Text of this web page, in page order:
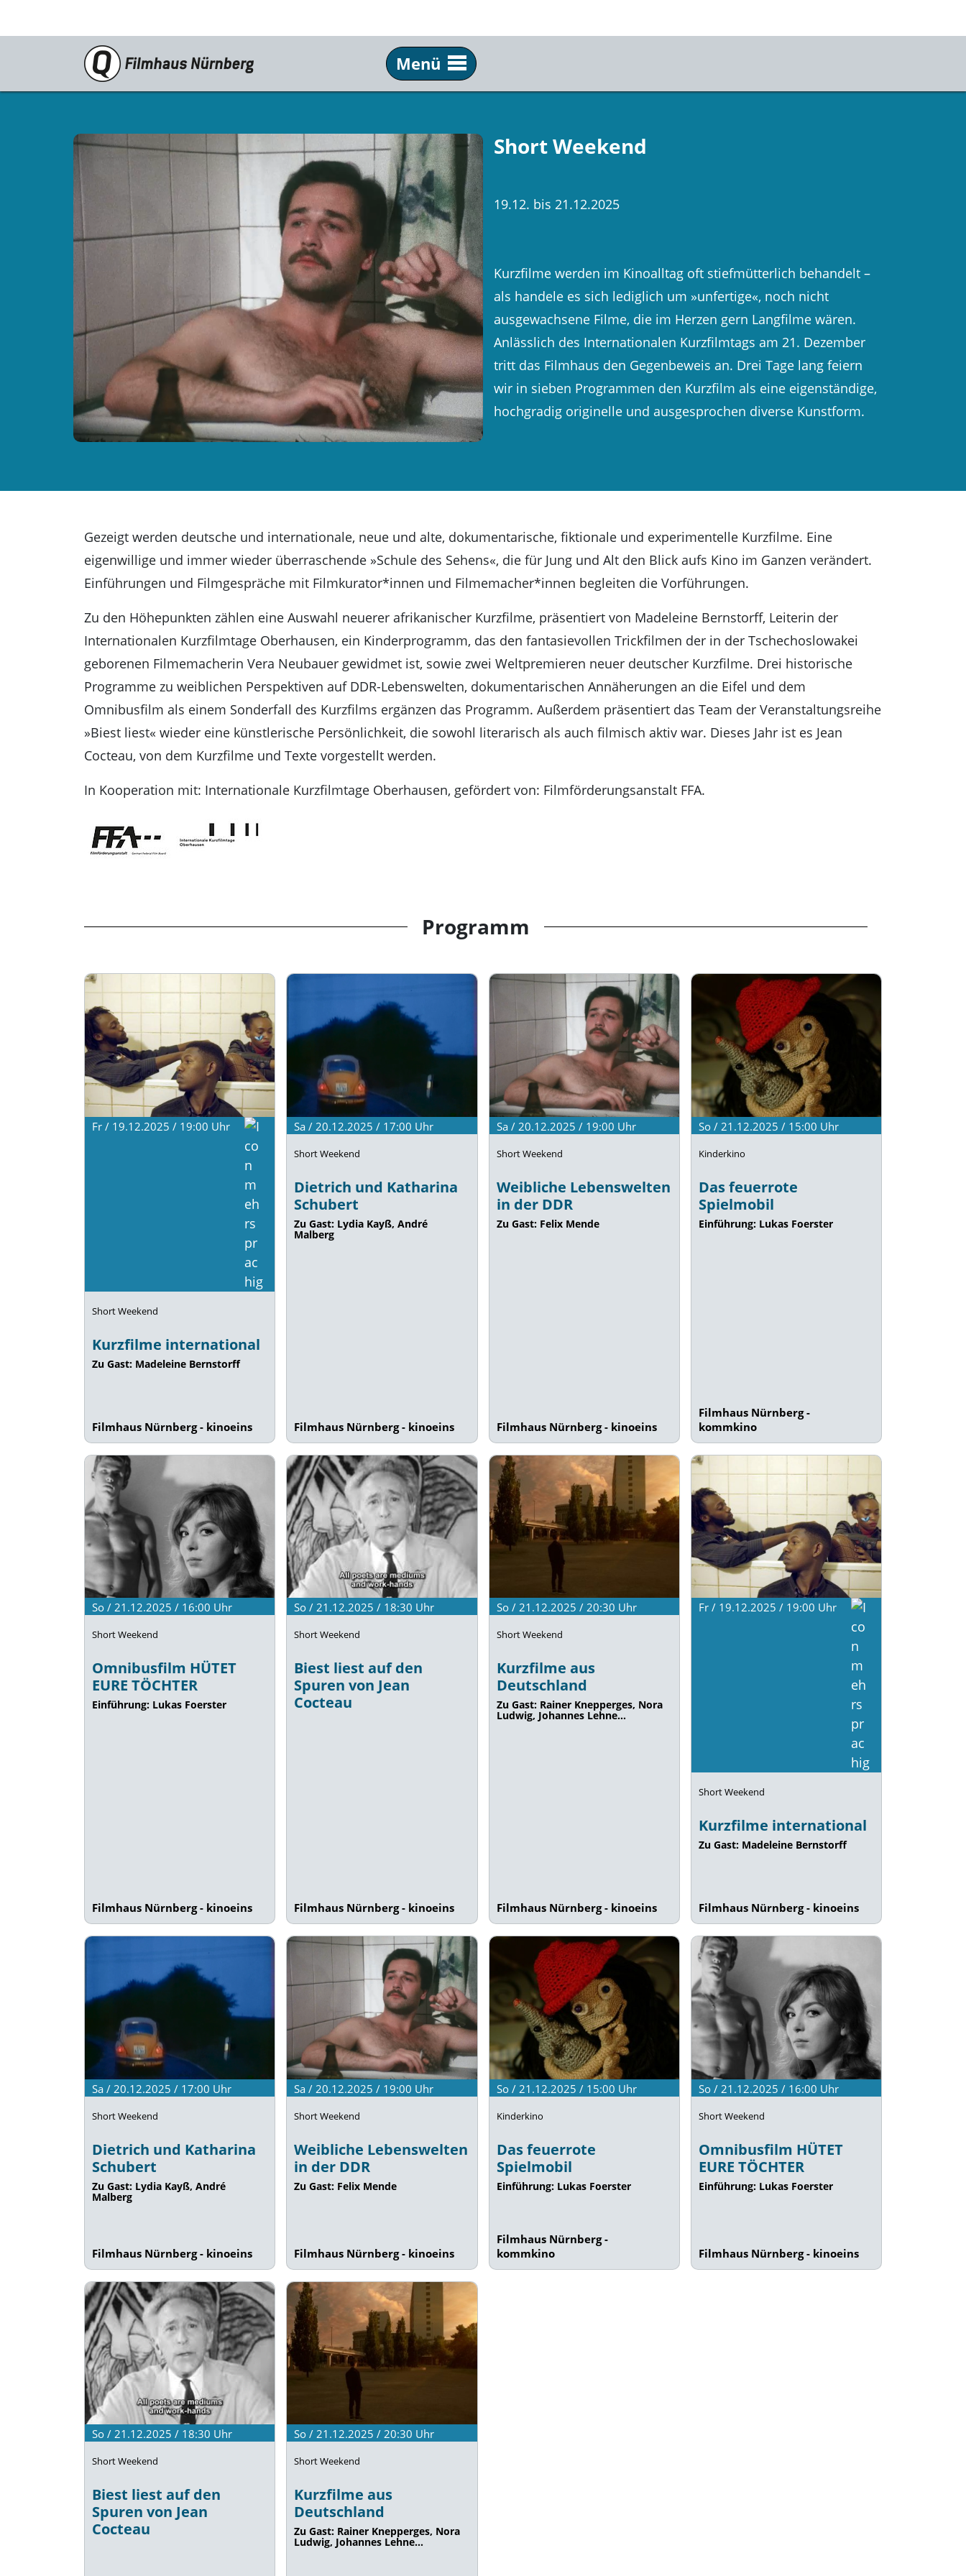
Menü
Programm
Reprise
Schwerpunkte
Kinderkino
Stummfilm
Filmclub
Essentials
kino2online
Info
Team & Praktikum
Schulkino
Archiv
Festivals
Partner
Kommkino e. V.
Service
Anfahrt & Besuch
Newsletter
KunstKulturQuartier
Short Weekend
19.12. bis 21.12.2025
Kurzfilme werden im Kinoalltag oft stiefmütterlich behandelt –
als handele es sich lediglich um »unfertige«, noch nicht
ausgewachsene Filme, die im Herzen gern Langfilme wären.
Anlässlich des Internationalen Kurzfilmtags am 21. Dezember
tritt das Filmhaus den Gegenbeweis an. Drei Tage lang feiern
wir in sieben Programmen den Kurzfilm als eine eigenständige,
hochgradig originelle und ausgesprochen diverse Kunstform.
Gezeigt werden deutsche und internationale, neue und alte, dokumentarische, fiktionale und experimentelle Kurzfilme. Eine
eigenwillige und immer wieder überraschende »Schule des Sehens«, die für Jung und Alt den Blick aufs Kino im Ganzen verändert.
Einführungen und Filmgespräche mit Filmkurator*innen und Filmemacher*innen begleiten die Vorführungen.
Zu den Höhepunkten zählen eine Auswahl neuerer afrikanischer Kurzfilme, präsentiert von Madeleine Bernstorff, Leiterin der
Internationalen Kurzfilmtage Oberhausen, ein Kinderprogramm, das den fantasievollen Trickfilmen der in der Tschechoslowakei
geborenen Filmemacherin Vera Neubauer gewidmet ist, sowie zwei Weltpremieren neuer deutscher Kurzfilme. Drei historische
Programme zu weiblichen Perspektiven auf DDR-Lebenswelten, dokumentarischen Annäherungen an die Eifel und dem
Omnibusfilm als einem Sonderfall des Kurzfilms ergänzen das Programm. Außerdem präsentiert das Team der Veranstaltungsreihe
»Biest liest« wieder eine künstlerische Persönlichkeit, die sowohl literarisch als auch filmisch aktiv war. Dieses Jahr ist es Jean
Cocteau, von dem Kurzfilme und Texte vorgestellt werden.
In Kooperation mit: Internationale Kurzfilmtage Oberhausen, gefördert von: Filmförderungsanstalt FFA.
Programm
Fr / 19.12.2025 / 19:00 Uhr
Short Weekend
Kurzfilme international
Zu Gast: Madeleine Bernstorff
Filmhaus Nürnberg - kinoeins
Sa / 20.12.2025 / 17:00 Uhr
Short Weekend
Dietrich und Katharina
Schubert
Zu Gast: Lydia Kayß, André
Malberg
Filmhaus Nürnberg - kinoeins
Sa / 20.12.2025 / 19:00 Uhr
Short Weekend
Weibliche Lebenswelten
in der DDR
Zu Gast: Felix Mende
Filmhaus Nürnberg - kinoeins
So / 21.12.2025 / 15:00 Uhr
Kinderkino
Das feuerrote
Spielmobil
Einführung: Lukas Foerster
Filmhaus Nürnberg -
kommkino
So / 21.12.2025 / 16:00 Uhr
Short Weekend
Omnibusfilm HÜTET
EURE TÖCHTER
Einführung: Lukas Foerster
Filmhaus Nürnberg - kinoeins
So / 21.12.2025 / 18:30 Uhr
Short Weekend
Biest liest auf den
Spuren von Jean
Cocteau
Filmhaus Nürnberg - kinoeins
So / 21.12.2025 / 20:30 Uhr
Short Weekend
Kurzfilme aus
Deutschland
Zu Gast: Rainer Knepperges, Nora
Ludwig, Johannes Lehne…
Filmhaus Nürnberg - kinoeins
Fr / 19.12.2025 / 19:00 Uhr
Short Weekend
Kurzfilme international
Zu Gast: Madeleine Bernstorff
Filmhaus Nürnberg - kinoeins
Sa / 20.12.2025 / 17:00 Uhr
Short Weekend
Dietrich und Katharina
Schubert
Zu Gast: Lydia Kayß, André
Malberg
Filmhaus Nürnberg - kinoeins
Sa / 20.12.2025 / 19:00 Uhr
Short Weekend
Weibliche Lebenswelten
in der DDR
Zu Gast: Felix Mende
Filmhaus Nürnberg - kinoeins
So / 21.12.2025 / 15:00 Uhr
Kinderkino
Das feuerrote
Spielmobil
Einführung: Lukas Foerster
Filmhaus Nürnberg -
kommkino
So / 21.12.2025 / 16:00 Uhr
Short Weekend
Omnibusfilm HÜTET
EURE TÖCHTER
Einführung: Lukas Foerster
Filmhaus Nürnberg - kinoeins
So / 21.12.2025 / 18:30 Uhr
Short Weekend
Biest liest auf den
Spuren von Jean
Cocteau
So / 21.12.2025 / 20:30 Uhr
Short Weekend
Kurzfilme aus
Deutschland
Zu Gast: Rainer Knepperges, Nora
Ludwig, Johannes Lehne…